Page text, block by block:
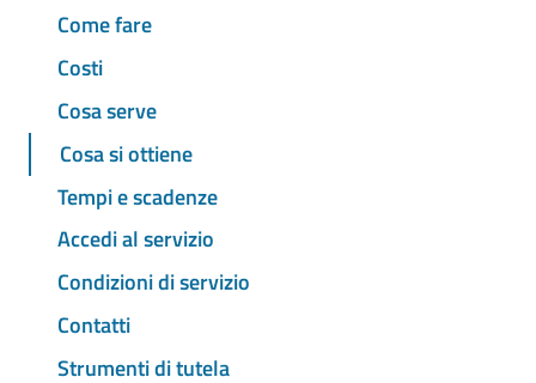
Come fare
Costi
Cosa serve
Cosa si ottiene
Tempi e scadenze
Accedi al servizio
Condizioni di servizio
Contatti
Strumenti di tutela